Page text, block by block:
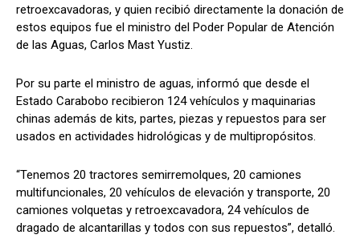
retroexcavadoras, y quien recibió directamente la donación de
estos equipos fue el ministro del Poder Popular de Atención
de las Aguas, Carlos Mast Yustiz.
Por su parte el ministro de aguas, informó que desde el
Estado Carabobo recibieron 124 vehículos y maquinarias
chinas además de kits, partes, piezas y repuestos para ser
usados en actividades hidrológicas y de multipropósitos.
“Tenemos 20 tractores semirremolques, 20 camiones
multifuncionales, 20 vehículos de elevación y transporte, 20
camiones volquetas y retroexcavadora, 24 vehículos de
dragado de alcantarillas y todos con sus repuestos”, detalló.